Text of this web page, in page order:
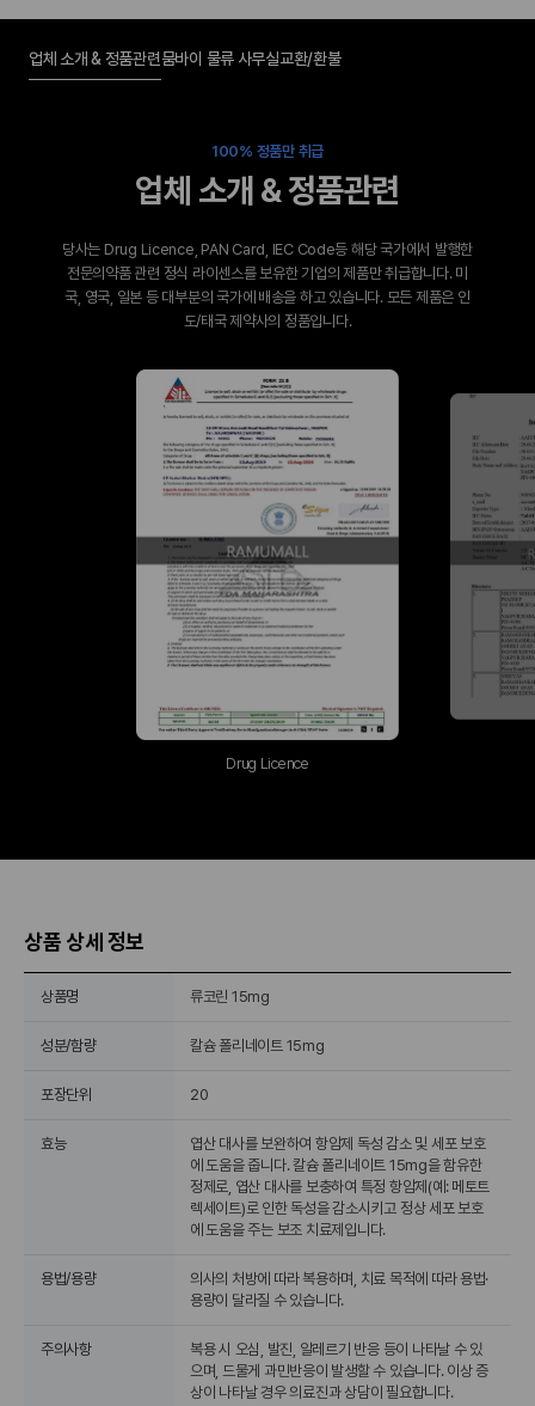
업체 소개 & 정품관련뭄바이 물류 사무실교환/환불
100% 정품만 취급
업체 소개 & 정품관련
당사는 Drug Licence, PAN Card, IEC Code등 해당 국가에서 발행한
전문의약품 관련 정식 라이센스를 보유한 기업의 제품만 취급합니다. 미
국, 영국, 일본 등 대부분의 국가에 배송을 하고 있습니다. 모든 제품은 인
도/태국 제약사의 정품입니다.
Drug Licence
상품 상세 정보
상품명 류코린 15mg
성분/함량 칼슘 폴리네이트 15mg
포장단위 20
효능
엽산 대사를 보완하여 항암제 독성 감소 및 세포 보호
에 도움을 줍니다. 칼슘 폴리네이트 15mg을 함유한
정제로, 엽산 대사를 보충하여 특정 항암제(예: 메토트
렉세이트)로 인한 독성을 감소시키고 정상 세포 보호
에 도움을 주는 보조 치료제입니다.
용법/용량
의사의 처방에 따라 복용하며, 치료 목적에 따라 용법·
용량이 달라질 수 있습니다.
주의사항
복용 시 오심, 발진, 알레르기 반응 등이 나타날 수 있
으며, 드물게 과민반응이 발생할 수 있습니다. 이상 증
상이 나타날 경우 의료진과 상담이 필요합니다.